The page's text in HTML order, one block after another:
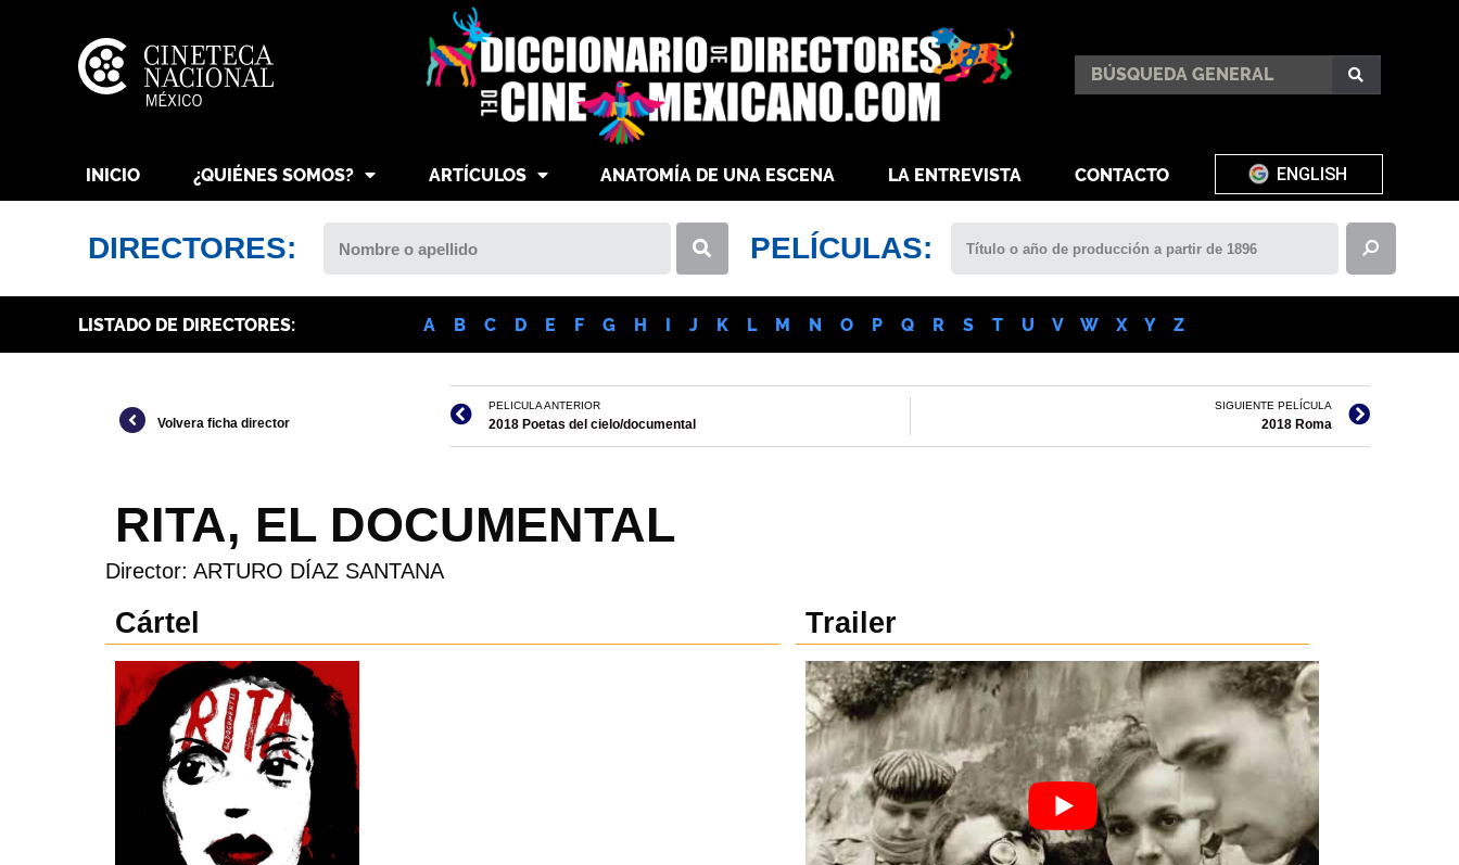
INICIO ¿QUIÉNES SOMOS? ARTÍCULOS ANATOMÍA DE UNA ESCENA LA ENTREVISTA CONTACTO ENGLISH
DIRECTORES: PELÍCULAS:
LISTADO DE DIRECTORES: A B C D E F G H I J K L M N O P Q R S T U V W X Y Z
Volvera ficha director
PELICULA ANTERIOR
2018 Poetas del cielo/documental
SIGUIENTE PELÍCULA
2018 Roma
RITA, EL DOCUMENTAL
Director: ARTURO DÍAZ SANTANA
Cártel Trailer